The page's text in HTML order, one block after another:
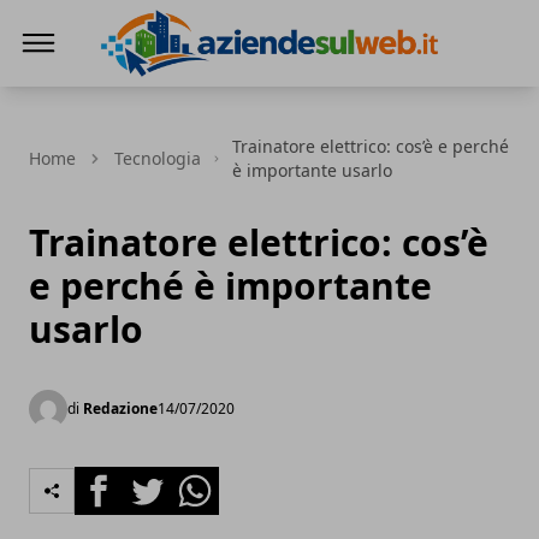
Home Tecnologia
Trainatore elettrico: cos’è e perché
è importante usarlo
Trainatore elettrico: cos’è
e perché è importante
usarlo
di Redazione14/07/2020
FacebookTwitterWhatsapp